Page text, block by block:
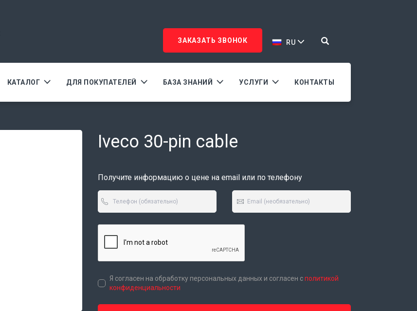
ЗАКАЗАТЬ ЗВОНОК
RU
КАТАЛОГ ДЛЯ ПОКУПАТЕЛЕЙ БАЗА ЗНАНИЙ УСЛУГИ КОНТАКТЫ
Iveco 30-pin cable
Получите информацию о цене на email или по телефону
Я согласен на обработку персональных данных и согласен сполитикой
конфиденциальности